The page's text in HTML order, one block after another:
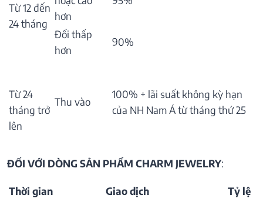
Từ 12 đến
24 tháng
hơn
Đổi thấp
hơn
90%
Từ 24
tháng trở
lên
Thu vào
100% + lãi suất không kỳ hạn
của NH Nam Á từ tháng thứ 25
ĐỐI VỚI DÒNG SẢN PHẨM CHARM JEWELRY:
Thời gian Giao dịch Tỷ lệ